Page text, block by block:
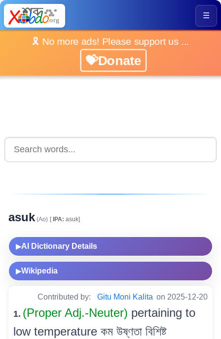
☰
🎗️ No more ads! Please support us ...
💝Donate
asuk(Ao) [IPA: asuk]
▶AI Dictionary Details
▶Wikipedia
Contributed by: Gitu Moni Kalita on 2025-12-20
1. (Proper Adj.-Neuter) pertaining to
low temperature কম উষ্ণতা বিশিষ্ট